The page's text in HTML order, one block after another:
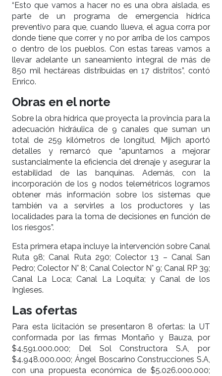
“Esto que vamos a hacer no es una obra aislada, es
parte de un programa de emergencia hídrica
preventivo para que, cuando llueva, el agua corra por
donde tiene que correr y no por arriba de los campos
o dentro de los pueblos. Con estas tareas vamos a
llevar adelante un saneamiento integral de más de
850 mil hectáreas distribuidas en 17 distritos”, contó
Enrico.
Obras en el norte
Sobre la obra hídrica que proyecta la provincia para la
adecuación hidráulica de 9 canales que suman un
total de 259 kilómetros de longitud, Mijich aportó
detalles y remarcó que “apuntamos a mejorar
sustancialmente la eficiencia del drenaje y asegurar la
estabilidad de las banquinas. Además, con la
incorporación de los 9 nodos telemétricos logramos
obtener más información sobre los sistemas que
también va a servirles a los productores y las
localidades para la toma de decisiones en función de
los riesgos”.
Esta primera etapa incluye la intervención sobre Canal
Ruta 98; Canal Ruta 290; Colector 13 – Canal San
Pedro; Colector N° 8; Canal Colector N° 9; Canal RP 39;
Canal La Loca; Canal La Loquita; y Canal de los
Ingleses.
Las ofertas
Para esta licitación se presentaron 8 ofertas: la UT
conformada por las firmas Montaño y Bauza, por
$4.591.000.000; Del Sol Constructora S.A, por
$4.948.000.000; Ángel Boscarino Construcciones S.A,
con una propuesta económica de $5.026.000.000;